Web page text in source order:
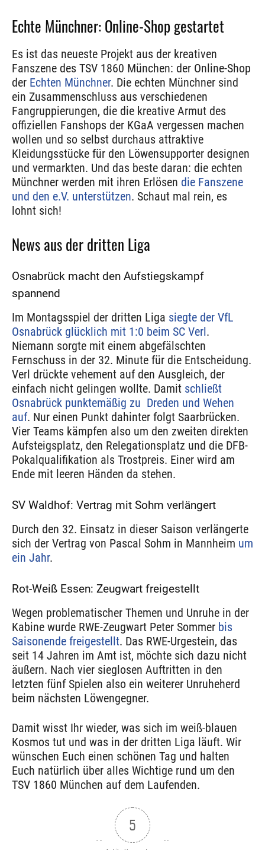
Echte Münchner: Online-Shop gestartet
Es ist das neueste Projekt aus der kreativen
Fanszene des TSV 1860 München: der Online-Shop
der Echten Münchner. Die echten Münchner sind
ein Zusammenschluss aus verschiedenen
Fangruppierungen, die die kreative Armut des
offiziellen Fanshops der KGaA vergessen machen
wollen und so selbst durchaus attraktive
Kleidungsstücke für den Löwensupporter designen
und vermarkten. Und das beste daran: die echten
Münchner werden mit ihren Erlösen die Fanszene
und den e.V. unterstützen. Schaut mal rein, es
lohnt sich!
News aus der dritten Liga
Osnabrück macht den Aufstiegskampf
spannend
Im Montagsspiel der dritten Liga siegte der VfL
Osnabrück glücklich mit 1:0 beim SC Verl.
Niemann sorgte mit einem abgefälschten
Fernschuss in der 32. Minute für die Entscheidung.
Verl drückte vehement auf den Ausgleich, der
einfach nicht gelingen wollte. Damit schließt
Osnabrück punktemäßig zu Dreden und Wehen
auf. Nur einen Punkt dahinter folgt Saarbrücken.
Vier Teams kämpfen also um den zweiten direkten
Aufsteigsplatz, den Relegationsplatz und die DFB-
Pokalqualifikation als Trostpreis. Einer wird am
Ende mit leeren Händen da stehen.
SV Waldhof: Vertrag mit Sohm verlängert
Durch den 32. Einsatz in dieser Saison verlängerte
sich der Vertrag von Pascal Sohm in Mannheim um
ein Jahr.
Rot-Weiß Essen: Zeugwart freigestellt
Wegen problematischer Themen und Unruhe in der
Kabine wurde RWE-Zeugwart Peter Sommer bis
Saisonende freigestellt. Das RWE-Urgestein, das
seit 14 Jahren im Amt ist, möchte sich dazu nicht
äußern. Nach vier sieglosen Auftritten in den
letzten fünf Spielen also ein weiterer Unruheherd
beim nächsten Löwengegner.
Damit wisst Ihr wieder, was sich im weiß-blauen
Kosmos tut und was in der dritten Liga läuft. Wir
wünschen Euch einen schönen Tag und halten
Euch natürlich über alles Wichtige rund um den
TSV 1860 München auf dem Laufenden.
5